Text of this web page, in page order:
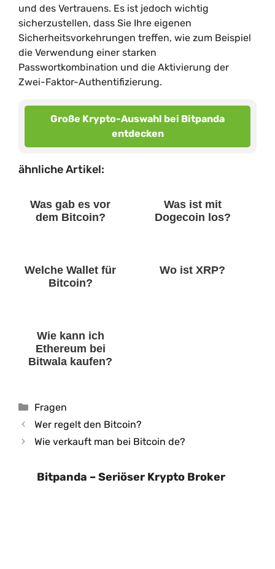
und des Vertrauens. Es ist jedoch wichtig
sicherzustellen, dass Sie Ihre eigenen
Sicherheitsvorkehrungen treffen, wie zum Beispiel
die Verwendung einer starken
Passwortkombination und die Aktivierung der
Zwei-Faktor-Authentifizierung.
Große Krypto-Auswahl bei Bitpanda
entdecken
ähnliche Artikel:
Was gab es vor
dem Bitcoin?
Was ist mit
Dogecoin los?
Welche Wallet für
Bitcoin?
Wo ist XRP?
Wie kann ich
Ethereum bei
Bitwala kaufen?
Kategorien
Fragen
Wer regelt den Bitcoin?
Wie verkauft man bei Bitcoin de?
Bitpanda – Seriöser Krypto Broker